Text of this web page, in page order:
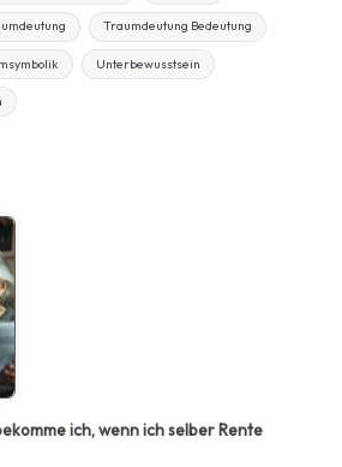
Traumdeutung Bedeutung
Unterbewusstsein
ich, wenn ich selber Rente